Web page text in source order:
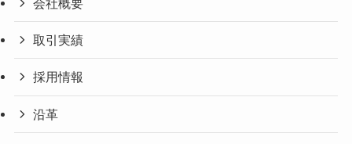
会社概要
取引実績
採用情報
沿革